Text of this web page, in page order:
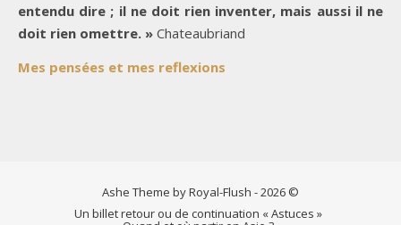
entendu dire ; il ne doit rien inventer, mais aussi il ne
doit rien omettre. » Chateaubriand
Mes pensées et mes reflexions
Ashe Theme by Royal-Flush - 2026 ©
Un billet retour ou de continuation « Astuces »